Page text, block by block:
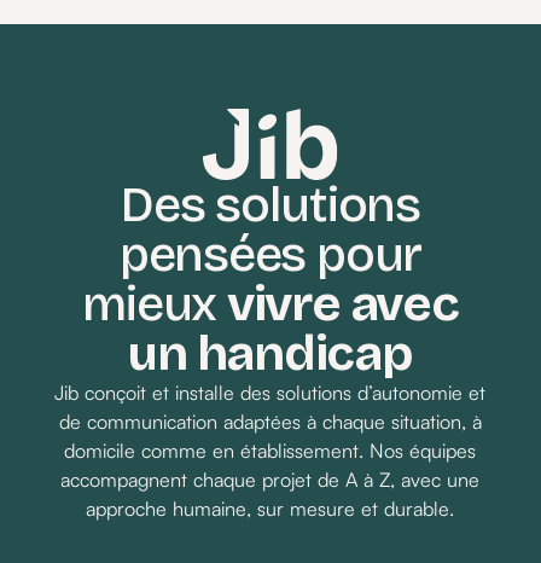
réglages complexes et des notices
Demander un devis
Des solutions
pensées pour
mieuxvivre avec
un handicap
Jib conçoit et installe des solutions d’autonomie et
de communication adaptées à chaque situation, à
domicile comme en établissement. Nos équipes
accompagnent chaque projet de A à Z, avec une
approche humaine, sur mesure et durable.